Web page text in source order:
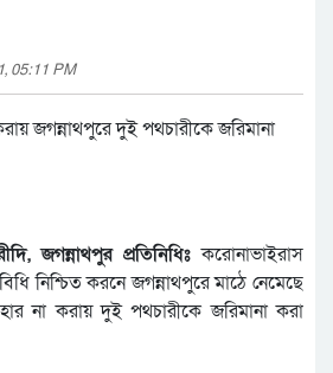
05:11 PM
জগন্নাথপুর প্রতিনিধিঃকরোনাভাইরাস
নিশ্চিত করনে জগন্নাথপুরে মাঠে নেমেছে
না করায় দুই পথচারীকে জরিমানা করা